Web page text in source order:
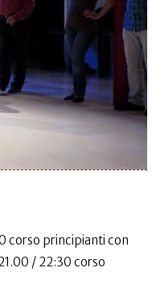
corso principianti con
/ 22:30 corso